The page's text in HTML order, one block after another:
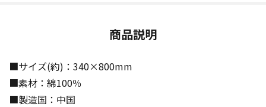
商品説明
■サイズ(約)：340×800mm
■素材：綿100％
■製造国：中国